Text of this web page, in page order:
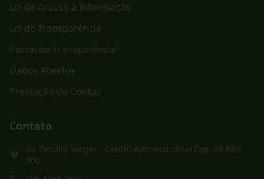
Lei de Acesso à Informação
Lei de Transparência
Portal da Transparência
Dados Abertos
Prestação de Contas
Contato
Av. Getúlio Vargas - Centro Administrativo Cep: 48.880-
000